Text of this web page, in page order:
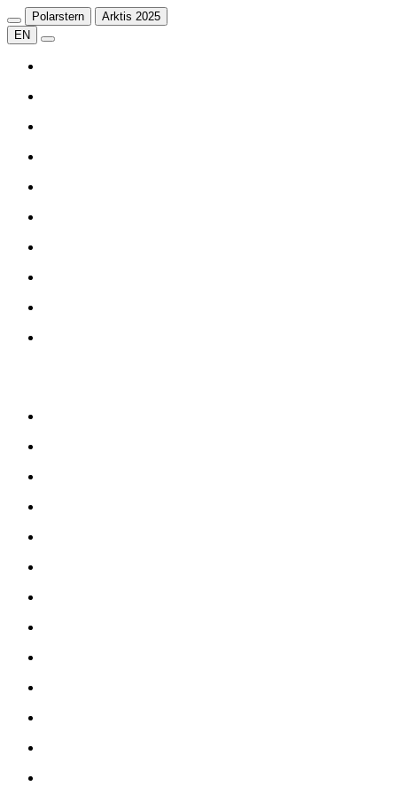
Polarstern
Arktis 2025
EN